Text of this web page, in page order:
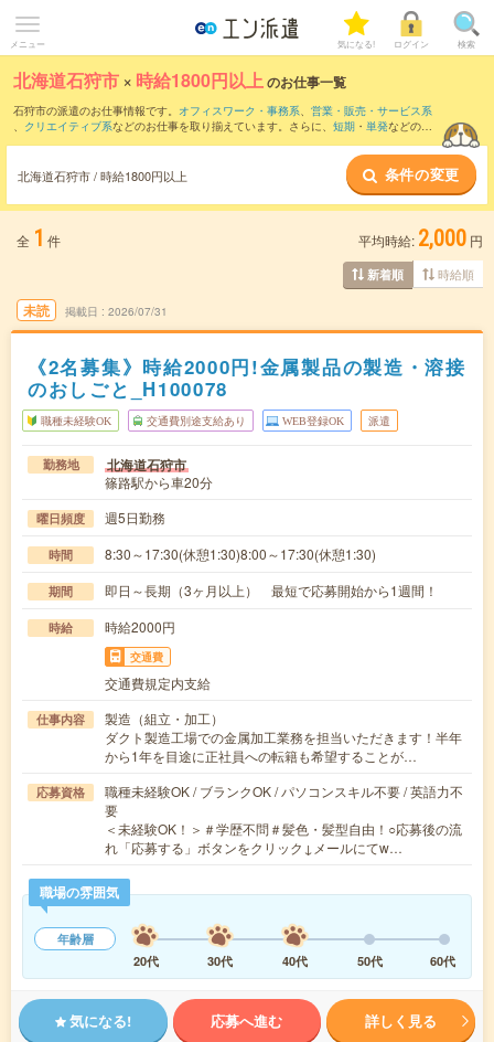
メニュー 気になる! ログイン 検索
北海道石狩市 × 時給1800円以上のお仕事一覧
石狩市の派遣のお仕事情報です。 オフィスワーク・事務系、 営業・販売・サービス系
、 クリエイティブ系などのお仕事を取り揃えています。さらに、 短期 ・ 単発などの期
北海道石狩市 / 時給1800円以上 条件の変更
全 1 件 平均時給: 2,000 円
新着順 時給順
未読 掲載日 2026/07/31
《2名募集》時給2000円!金属製品の製造・溶接
のおしごと_H100078
職種未経験OK 交通費別途支給あり WEB登録OK 派遣
勤務地 北海道石狩市
篠路駅から車20分
曜日頻度 週5日勤務
時間 8:30～17:30(休憩1:30)8:00～17:30(休憩1:30)
期間 即日～長期（3ヶ月以上） 最短で応募開始から1週間！
時給 時給2000円
交通費
交通費規定内支給
仕事内容
製造（組立・加工）
ダクト製造工場での金属加工業務を担当いただきます！半年
から1年を目途に正社員への転籍も希望することが…
応募資格
職種未経験OK / ブランクOK / パソコンスキル不要 / 英語力不
要
＜未経験OK！＞＃学歴不問＃髪色・髪型自由！○応募後の流
れ「応募する」ボタンをクリック↓メールにてw…
職場の雰囲気
年齢層
20代
30代 40代 50代 60代
気になる! 応募へ進む 詳しく見る